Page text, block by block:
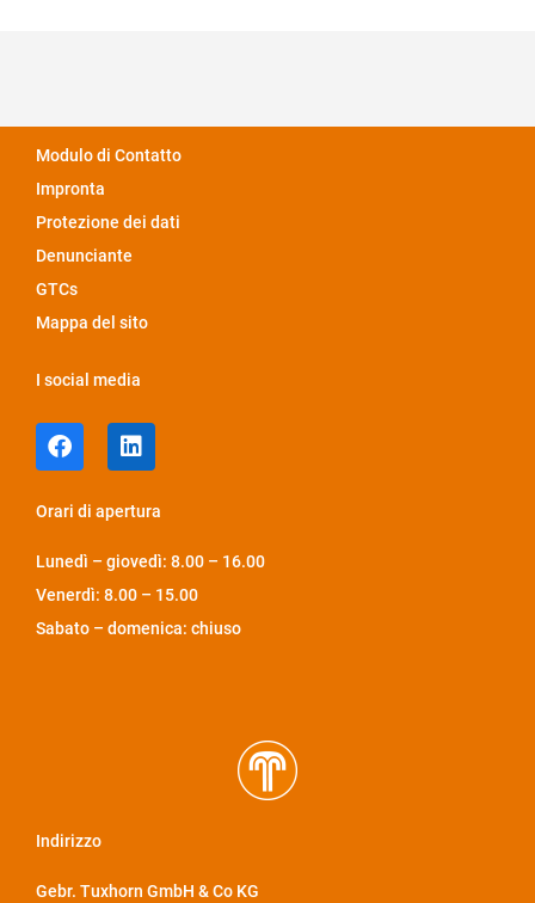
Modulo di Contatto
Impronta
Protezione dei dati
Denunciante
GTCs
Mappa del sito
I social media
Orari di apertura
Lunedì – giovedì: 8.00 – 16.00
Venerdì: 8.00 – 15.00
Sabato – domenica: chiuso
Indirizzo
Gebr. Tuxhorn GmbH & Co KG